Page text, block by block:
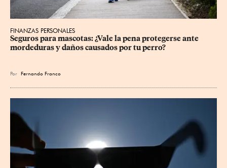
FINANZAS PERSONALES
Seguros para mascotas: ¿Vale la pena protegerse ante
mordeduras y daños causados por tu perro?
Por Fernando Franco